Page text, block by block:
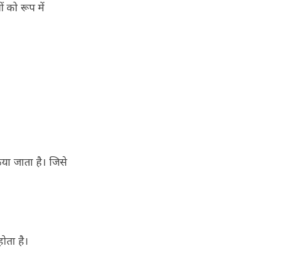
को रूप में
जाता है। जिसे
है।